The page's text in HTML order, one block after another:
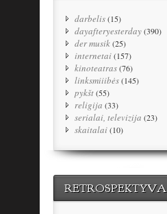
darbelis(15)
dayafteryesterday(390)
der musik(25)
internetai(157)
kinoteatras(76)
linksmiiibės(145)
pykšt(55)
religija (33)
serialai, televizija (23)
skaitalai(10)
RETROSPEKTYVA